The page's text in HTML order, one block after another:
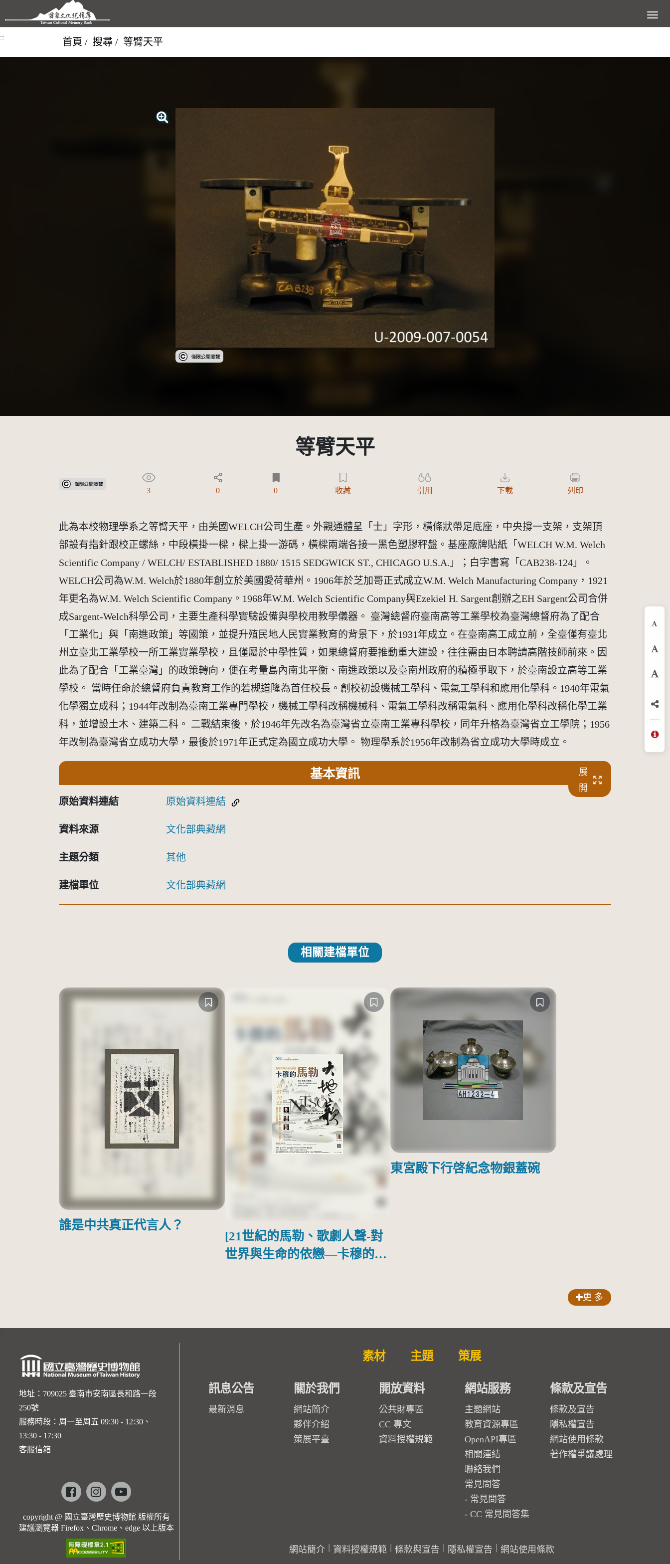
跳到主要內容區塊 展開選
::: 首頁 搜尋 等臂天平
受著作權法保護-僅限於本平台有限度公開瀏覽
等臂天平
受著作權法保護-僅限於本平台有限度公開瀏覽
3 0 0 收藏 引用 下載 列印
此為本校物理學系之等臂天平，由美國WELCH公司生產。外觀通體呈「士」字形，橫條狀帶足底座，中央撐一支架，支架頂
部設有指針跟校正螺絲，中段橫掛一樑，樑上掛一游碼，橫樑兩端各接一黑色塑膠秤盤。基座廠牌貼紙「WELCH W.M. Welch
Scientific Company / WELCH/ ESTABLISHED 1880/ 1515 SEDGWICK ST., CHICAGO U.S.A.」；白字書寫「CAB238-124」。
WELCH公司為W.M. Welch於1880年創立於美國愛荷華州。1906年於芝加哥正式成立W.M. Welch Manufacturing Company，1921
年更名為W.M. Welch Scientific Company。1968年W.M. Welch Scientific Company與Ezekiel H. Sargent創辦之EH Sargent公司合併
成Sargent-Welch科學公司，主要生產科學實驗設備與學校用教學儀器。 臺灣總督府臺南高等工業學校為臺灣總督府為了配合
「工業化」與「南進政策」等國策，並提升殖民地人民實業教育的背景下，於1931年成立。在臺南高工成立前，全臺僅有臺北
州立臺北工業學校一所工業實業學校，且僅屬於中學性質，如果總督府要推動重大建設，往往需由日本聘請高階技師前來。因
此為了配合「工業臺灣」的政策轉向，便在考量島內南北平衡、南進政策以及臺南州政府的積極爭取下，於臺南設立高等工業
學校。 當時任命於總督府負責教育工作的若槻道隆為首任校長。創校初設機械工學科、電氣工學科和應用化學科。1940年電氣
化學獨立成科；1944年改制為臺南工業專門學校，機械工學科改稱機械科、電氣工學科改稱電氣科、應用化學科改稱化學工業
科，並增設土木、建築二科。 二戰結束後，於1946年先改名為臺灣省立臺南工業專科學校，同年升格為臺灣省立工學院；1956
年改制為臺灣省立成功大學，最後於1971年正式定為國立成功大學。 物理學系於1956年改制為省立成功大學時成立。
基本資訊
展
開
原始資料連結 原始資料連結
資料來源 文化部典藏網
主題分類 其他
建檔單位 文化部典藏網
相關建檔單位
誰是中共真正代言人？
[21世紀的馬勒、歌劇人聲-對
世界與生命的依戀—卡穆的馬
東宮殿下行啓紀念物銀蓋碗
更 多
放
分
地址：709025 臺南市安南區長和路一段
250號
服務時段：周一至周五 09:30 - 12:30、
13:30 - 17:30
客服信箱
Facebookinstagramyoutube
copyright @ 國立臺灣歷史博物館 版權所有
建議瀏覽器 Firefox、Chrome、edge 以上版本
素材 主題 策展
訊息公告
最新消息
關於我們
網站簡介
夥伴介紹
策展平臺
開放資料
公共財專區
CC 專文
資料授權規範
網站服務
主題網站
教育資源專區
OpenAPI專區
相關連結
聯絡我們
常見問答
常見問答
CC 常見問答集
條款及宣告
條款及宣告
隱私權宣告
網站使用條款
著作權爭議處理
網站簡介 資料授權規範 條款與宣告 隱私權宣告 網站使用條款